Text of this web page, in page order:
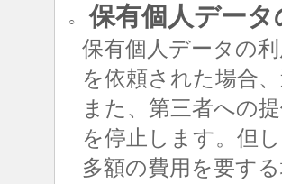
○ 保有個人デー
保有個人データの
を依頼された場合
また、第三者への
を停止します。但
多額の費用を要す